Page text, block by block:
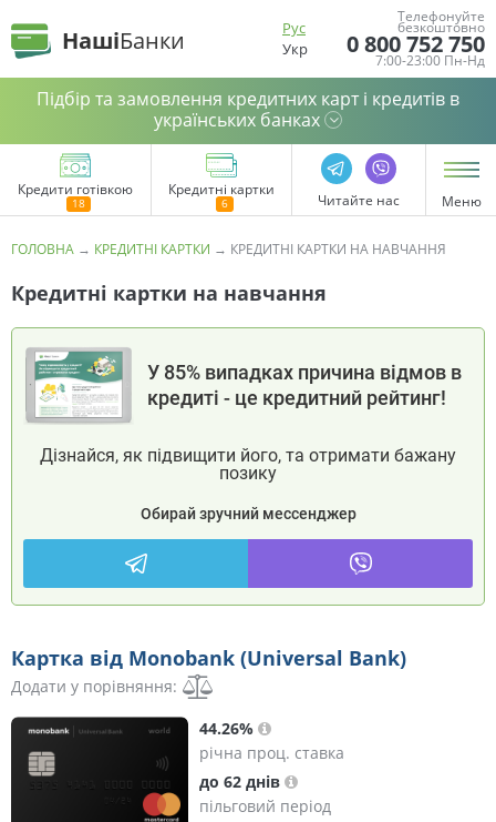
НашіБанки
Рус
Укр
Телефонуйте
безкоштовно
0 800 752 750
7:00-23:00 Пн-Нд
Підбір та замовлення кредитних карт і кредитів в
українських банках
Кредити готівкою Кредитні картки
Читайте нас Меню
ГОЛОВНА → КРЕДИТНІ КАРТКИ → КРЕДИТНІ КАРТКИ НА НАВЧАННЯ
Кредитні картки на навчання
У 85% випадках причина відмов в
кредиті - це кредитний рейтинг!
Дізнайся, як підвищити його, та отримати бажану
позику
Обирай зручний мессенджер
Картка від Monobank (Universal Bank)
Додати у порівняння:
44.26%
річна проц. ставка
до 62 днів
пільговий період